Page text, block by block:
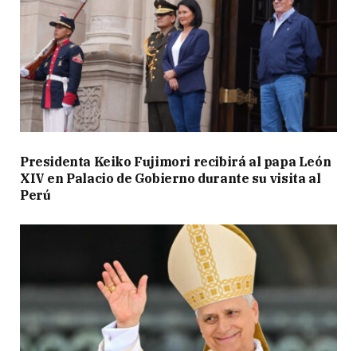
Presidenta Keiko Fujimori recibirá al papa León
XIV en Palacio de Gobierno durante su visita al
Perú